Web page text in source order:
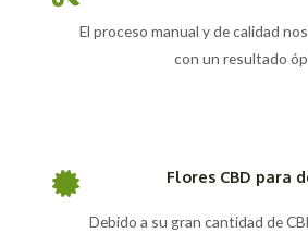
El proceso manual y de calidad
con un resultado
Flores CBD para
Debido a su gran cantidad de